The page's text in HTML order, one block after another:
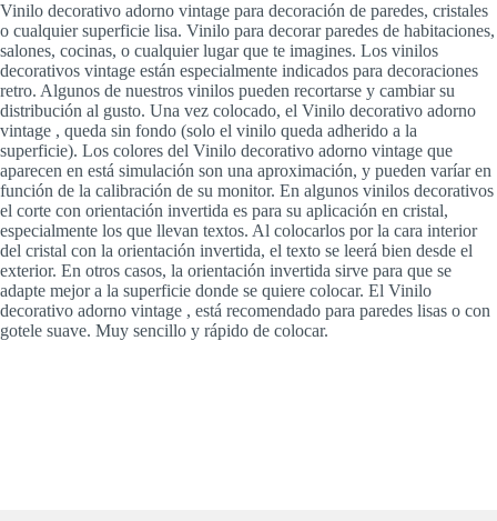
Vinilo decorativo adorno vintage para decoración de paredes, cristales
o cualquier superficie lisa. Vinilo para decorar paredes de habitaciones,
salones, cocinas, o cualquier lugar que te imagines. Los vinilos
decorativos vintage están especialmente indicados para decoraciones
retro. Algunos de nuestros vinilos pueden recortarse y cambiar su
distribución al gusto. Una vez colocado, el Vinilo decorativo adorno
vintage , queda sin fondo (solo el vinilo queda adherido a la
superficie). Los colores del Vinilo decorativo adorno vintage que
aparecen en está simulación son una aproximación, y pueden varíar en
función de la calibración de su monitor. En algunos vinilos decorativos
el corte con orientación invertida es para su aplicación en cristal,
especialmente los que llevan textos. Al colocarlos por la cara interior
del cristal con la orientación invertida, el texto se leerá bien desde el
exterior. En otros casos, la orientación invertida sirve para que se
adapte mejor a la superficie donde se quiere colocar. El Vinilo
decorativo adorno vintage , está recomendado para paredes lisas o con
gotele suave. Muy sencillo y rápido de colocar.